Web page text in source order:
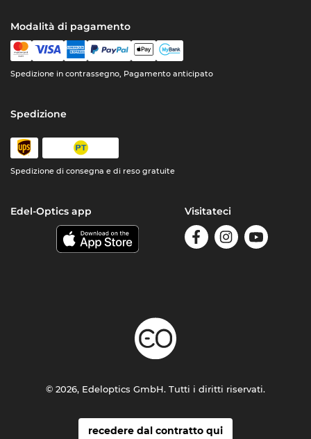
Modalità di pagamento
Spedizione in contrassegno, Pagamento anticipato
Spedizione
Spedizione di consegna e di reso gratuite
Edel-Optics app Visitateci
recedere dal contratto qui
© 2026, Edeloptics GmbH. Tutti i diritti riservati.